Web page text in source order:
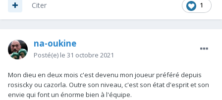
1
Citer
na-oukine
Posté(e) le 31 octobre 2021
Mon dieu en deux mois c'est devenu mon joueur préféré depuis
rosiscky ou cazorla. Outre son niveau, c'est son état d'esprit et son
envie qui font un énorme bien à l'équipe.